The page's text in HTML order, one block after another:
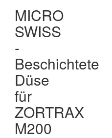
MICRO
SWISS
-
Beschichtete
Düse
für
ZORTRAX
M200